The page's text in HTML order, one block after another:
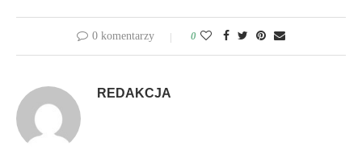
0 komentarzy 0
REDAKCJA